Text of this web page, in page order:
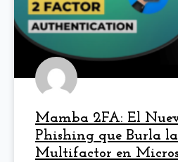
Mamba 2FA: El
Phishing que Burla
Multifactor en